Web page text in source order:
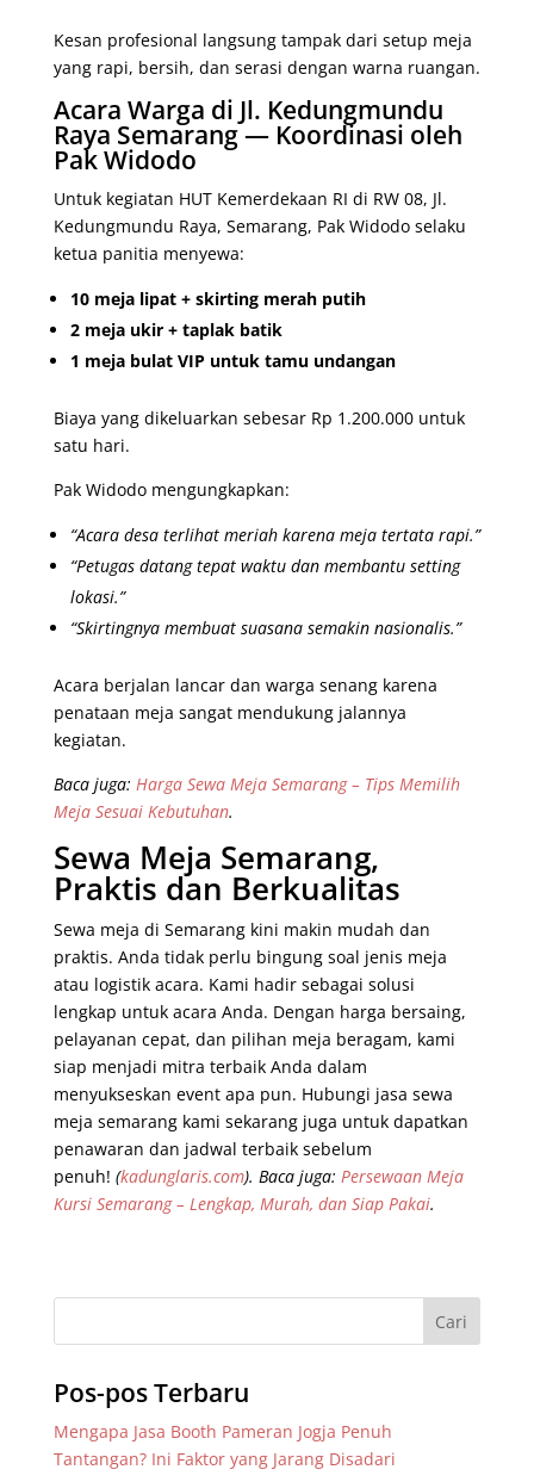
Kesan profesional langsung tampak dari setup meja
yang rapi, bersih, dan serasi dengan warna ruangan.
Acara Warga di Jl. Kedungmundu
Raya Semarang — Koordinasi oleh
Pak Widodo
Untuk kegiatan HUT Kemerdekaan RI di RW 08, Jl.
Kedungmundu Raya, Semarang, Pak Widodo selaku
ketua panitia menyewa:
10 meja lipat + skirting merah putih
2 meja ukir + taplak batik
1 meja bulat VIP untuk tamu undangan
Biaya yang dikeluarkan sebesar Rp 1.200.000 untuk
satu hari.
Pak Widodo mengungkapkan:
“Acara desa terlihat meriah karena meja tertata rapi.”
“Petugas datang tepat waktu dan membantu setting
lokasi.”
“Skirtingnya membuat suasana semakin nasionalis.”
Acara berjalan lancar dan warga senang karena
penataan meja sangat mendukung jalannya
kegiatan.
Baca juga: Harga Sewa Meja Semarang – Tips Memilih
Meja Sesuai Kebutuhan.
Sewa Meja Semarang,
Praktis dan Berkualitas
Sewa meja di Semarang kini makin mudah dan
praktis. Anda tidak perlu bingung soal jenis meja
atau logistik acara. Kami hadir sebagai solusi
lengkap untuk acara Anda. Dengan harga bersaing,
pelayanan cepat, dan pilihan meja beragam, kami
siap menjadi mitra terbaik Anda dalam
menyukseskan event apa pun. Hubungi jasa sewa
meja semarang kami sekarang juga untuk dapatkan
penawaran dan jadwal terbaik sebelum
penuh! (kadunglaris.com). Baca juga: Persewaan Meja
Kursi Semarang – Lengkap, Murah, dan Siap Pakai.
Pos-pos Terbaru
Mengapa Jasa Booth Pameran Jogja Penuh
Tantangan? Ini Faktor yang Jarang Disadari